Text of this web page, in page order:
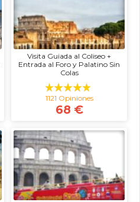
Visita Guiada al Coliseo +
Entrada al Foro y Palatino Sin
Colas
1121 Opiniones
68 €